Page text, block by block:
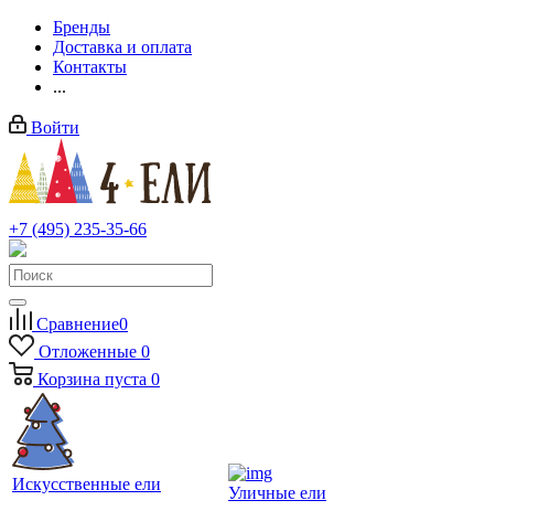
Бренды
Доставка и оплата
Контакты
...
Войти
+7 (495) 235-35-66
Заказать звонок
Сравнение0
Отложенные 0
Корзина пуста 0
Искусственные ели
Уличные ели